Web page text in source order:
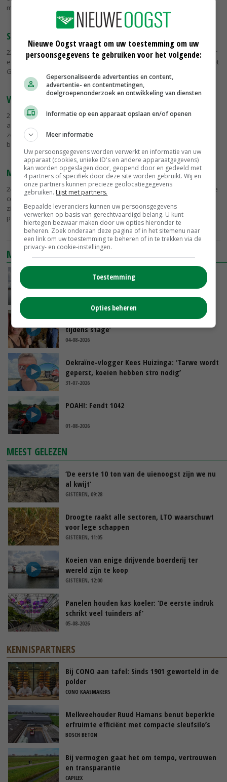
meldt TCT...
Spuitzones Maasdriel lijken wassen neus
22-04-2021- Bij toepassing van driftarme spuitdoppen of wanneer er
een windsingel om de fruitboomgaard staat, hoeven fruittelers in het
Gelderse Maasdriel geen spuitvrije zone van 50 meter aan te...
Voedselbosboomgaard als rendabel alternatief
21-09-2020
- 25 voedselbossen rondom Gelderse steden, is de
ambitie van ondernemers Frank de Gram en Joke Feenstra. In Weurt
zetten ze met de overname van een perenboomgaard een
belangrijke stap. Aan...
Mest uit de vrijloopstal naar de boomgaard
24-07-2018- Melkveehouders met een vrijloopstal willen hun dierlijke
compost een nieuwe, waardevolle bestemming geven. Fruittelers
zitten te springen om 'mooie meststoffen'. Samen proberen ze de
puzzel...
MEEST BEKEKEN
Koeien van enige drijvende boerderij ter
GISTEREN, 12:00
Danique in Canada: ‘Superveel schik gehad
tijdens stage’
04-08-2026
Oekraïne-vlogger Kees Huizinga: ‘Tarwe wordt
geperst, koeien hebben stro nodig’
31-07-2026
POAH!: Fendt 1042
01-08-2026
MEEST GELEZEN
‘De eerste 10 ton van de uienoogst zijn we nu
al kwijt’
GISTEREN, 09:28
Droogte raakt alle sectoren, LTO waarschuwt
voor lege schappen
GISTEREN, 11:05
Koeien van enige drijvende boerderij ter
wereld zijn te koop
GISTEREN, 12:00
Panelen houden kas koeler: ‘De eerste indruk
schrikt veel tuinders af’
05-08-2026
KENNISPARTNERS
Bij CONO aan tafel: Sinds 1901 geworteld in de
polder
CONO KAASMAKERS
Melkveehouder Ruud Hamans benut beperkte
erfruimte efficiënt met compacte sleufsilo’s
BOSCH BETON
Bij vermogen gaat het om tempo, vertrouwen
en transparantie
CAPILEX
Nieuwe Oogst vraagt om uw toestemming om uw
persoonsgegevens te gebruiken voor het volgende:
Gepersonaliseerde advertenties en content,
advertentie- en contentmetingen,
doelgroepenonderzoek en ontwikkeling van diensten
Informatie op een apparaat opslaan en/of openen
Meer informatie
Uw persoonsgegevens worden verwerkt en informatie van uw
apparaat (cookies, unieke ID's en andere apparaatgegevens)
kan worden opgeslagen door, geopend door en gedeeld met
4 partners of specifiek door deze site worden gebruikt. Wij en
onze partners kunnen precieze geolocatiegegevens
gebruiken. Lijst met partners.
Bepaalde leveranciers kunnen uw persoonsgegevens
verwerken op basis van gerechtvaardigd belang. U kunt
hiertegen bezwaar maken door uw opties hieronder te
beheren. Zoek onderaan deze pagina of in het sitemenu naar
een link om uw toestemming te beheren of in te trekken via de
privacy- en cookie-instellingen.
Toestemming
Opties beheren